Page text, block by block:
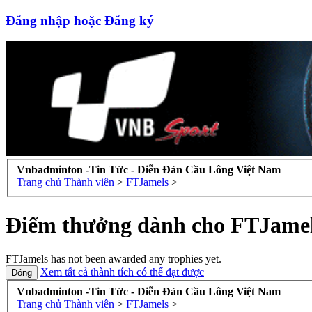
Đăng nhập hoặc Đăng ký
Vnbadminton -Tin Tức - Diễn Đàn Cầu Lông Việt Nam
Trang chủ Thành viên > FTJamels >
Điểm thưởng dành cho
FTJamels has not been awarded any trophies yet.
Xem tất cả thành tích có thể đạt được
Vnbadminton -Tin Tức - Diễn Đàn Cầu Lông Việt Nam
Trang chủ Thành viên > FTJamels >